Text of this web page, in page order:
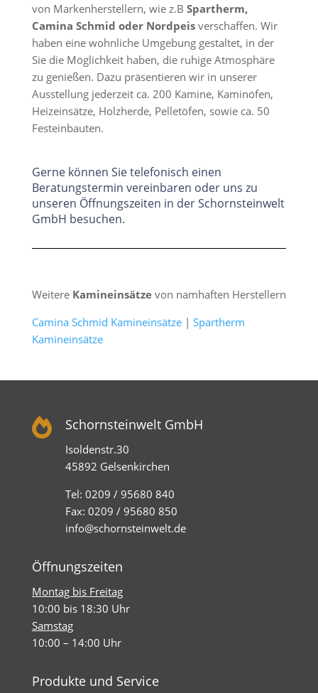
von Markenherstellern, wie z.B Spartherm,
Camina Schmid oder Nordpeisverschaffen. Wir
haben eine wohnliche Umgebung gestaltet, in der
Sie die Möglichkeit haben, die ruhige Atmosphäre
zu genießen. Dazu präsentieren wir in unserer
Ausstellung jederzeit ca. 200 Kamine, Kaminöfen,
Heizeinsätze, Holzherde, Pelletöfen, sowie ca. 50
Festeinbauten.
Gerne können Sie telefonisch einen
Beratungstermin vereinbaren oder uns zu
unseren Öffnungszeiten in der Schornsteinwelt
GmbH besuchen.
Weitere Kamineinsätzevon namhaften Herstellern
Camina Schmid Kamineinsätze| Spartherm
Kamineinsätze
 Schornsteinwelt GmbH
Isoldenstr.30
45892 Gelsenkirchen
Tel: 0209 / 95680 840
Fax: 0209 / 95680 850
info@schornsteinwelt.de
Öffnungszeiten
Montag bis Freitag
10:00 bis 18:30 Uhr
Samstag
10:00 – 14:00 Uhr
Produkte und Service